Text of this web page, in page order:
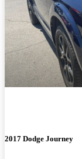
2017 Dodge Journey